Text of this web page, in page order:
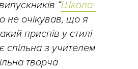
“Школа-
не очікував, що я
приспів у стилі
спільна з учителем
творча